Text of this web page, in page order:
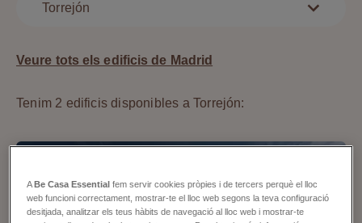
Torrejón
Veure tots els edificis de Madrid
Tenim 2 edificis disponibles a Torrejón:
ABe Casa Essential fem servir cookies pròpies i de tercers perquè el lloc
web funcioni correctament, mostrar-te el lloc web segons la teva configuració
desitjada, analitzar els teus hàbits de navegació al lloc web i mostrar-te